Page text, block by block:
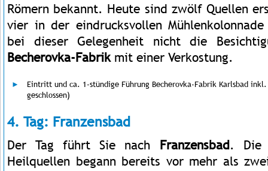
Römern bekannt. Heute sind zwölf Quellen
vier in der eindrucksvollen
bei dieser Gelegenheit nicht die
Becherovka-Fabrik mit einer Verkostung.
Eintritt und ca. 1-stündige Führung Becherovka-Fabrik Karlsbad
geschlossen)
4. Tag: Franzensbad
Der Tag führt Sie nach Franzensbad. Die
Heilquellen begann bereits vor mehr als